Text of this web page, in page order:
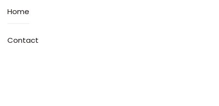
Home
Contact